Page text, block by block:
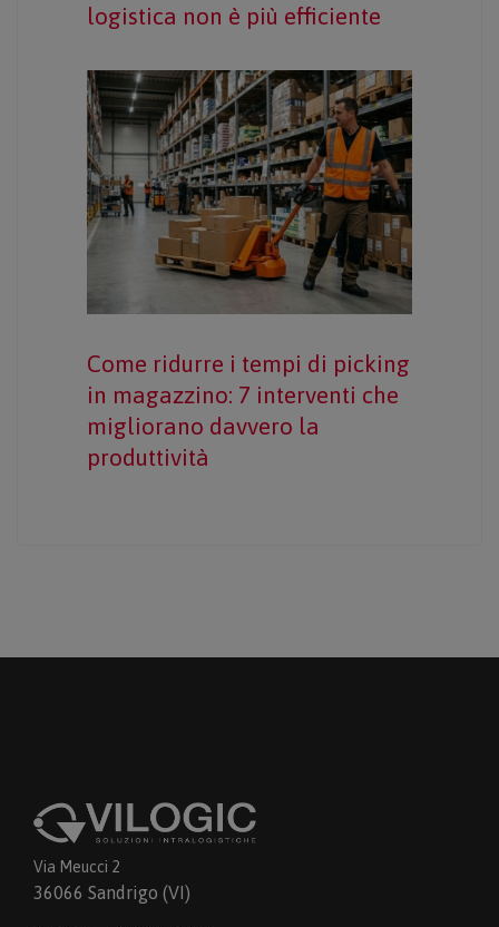
logistica non è più efficiente
Come ridurre i tempi di picking
in magazzino: 7 interventi che
migliorano davvero la
produttività
Via Meucci 2
36066 Sandrigo (VI)